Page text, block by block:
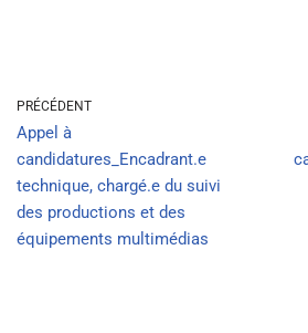
PRÉCÉDENT
Appel à
candidatures_Encadrant.e
technique, chargé.e du suivi
des productions et des
équipements multimédias